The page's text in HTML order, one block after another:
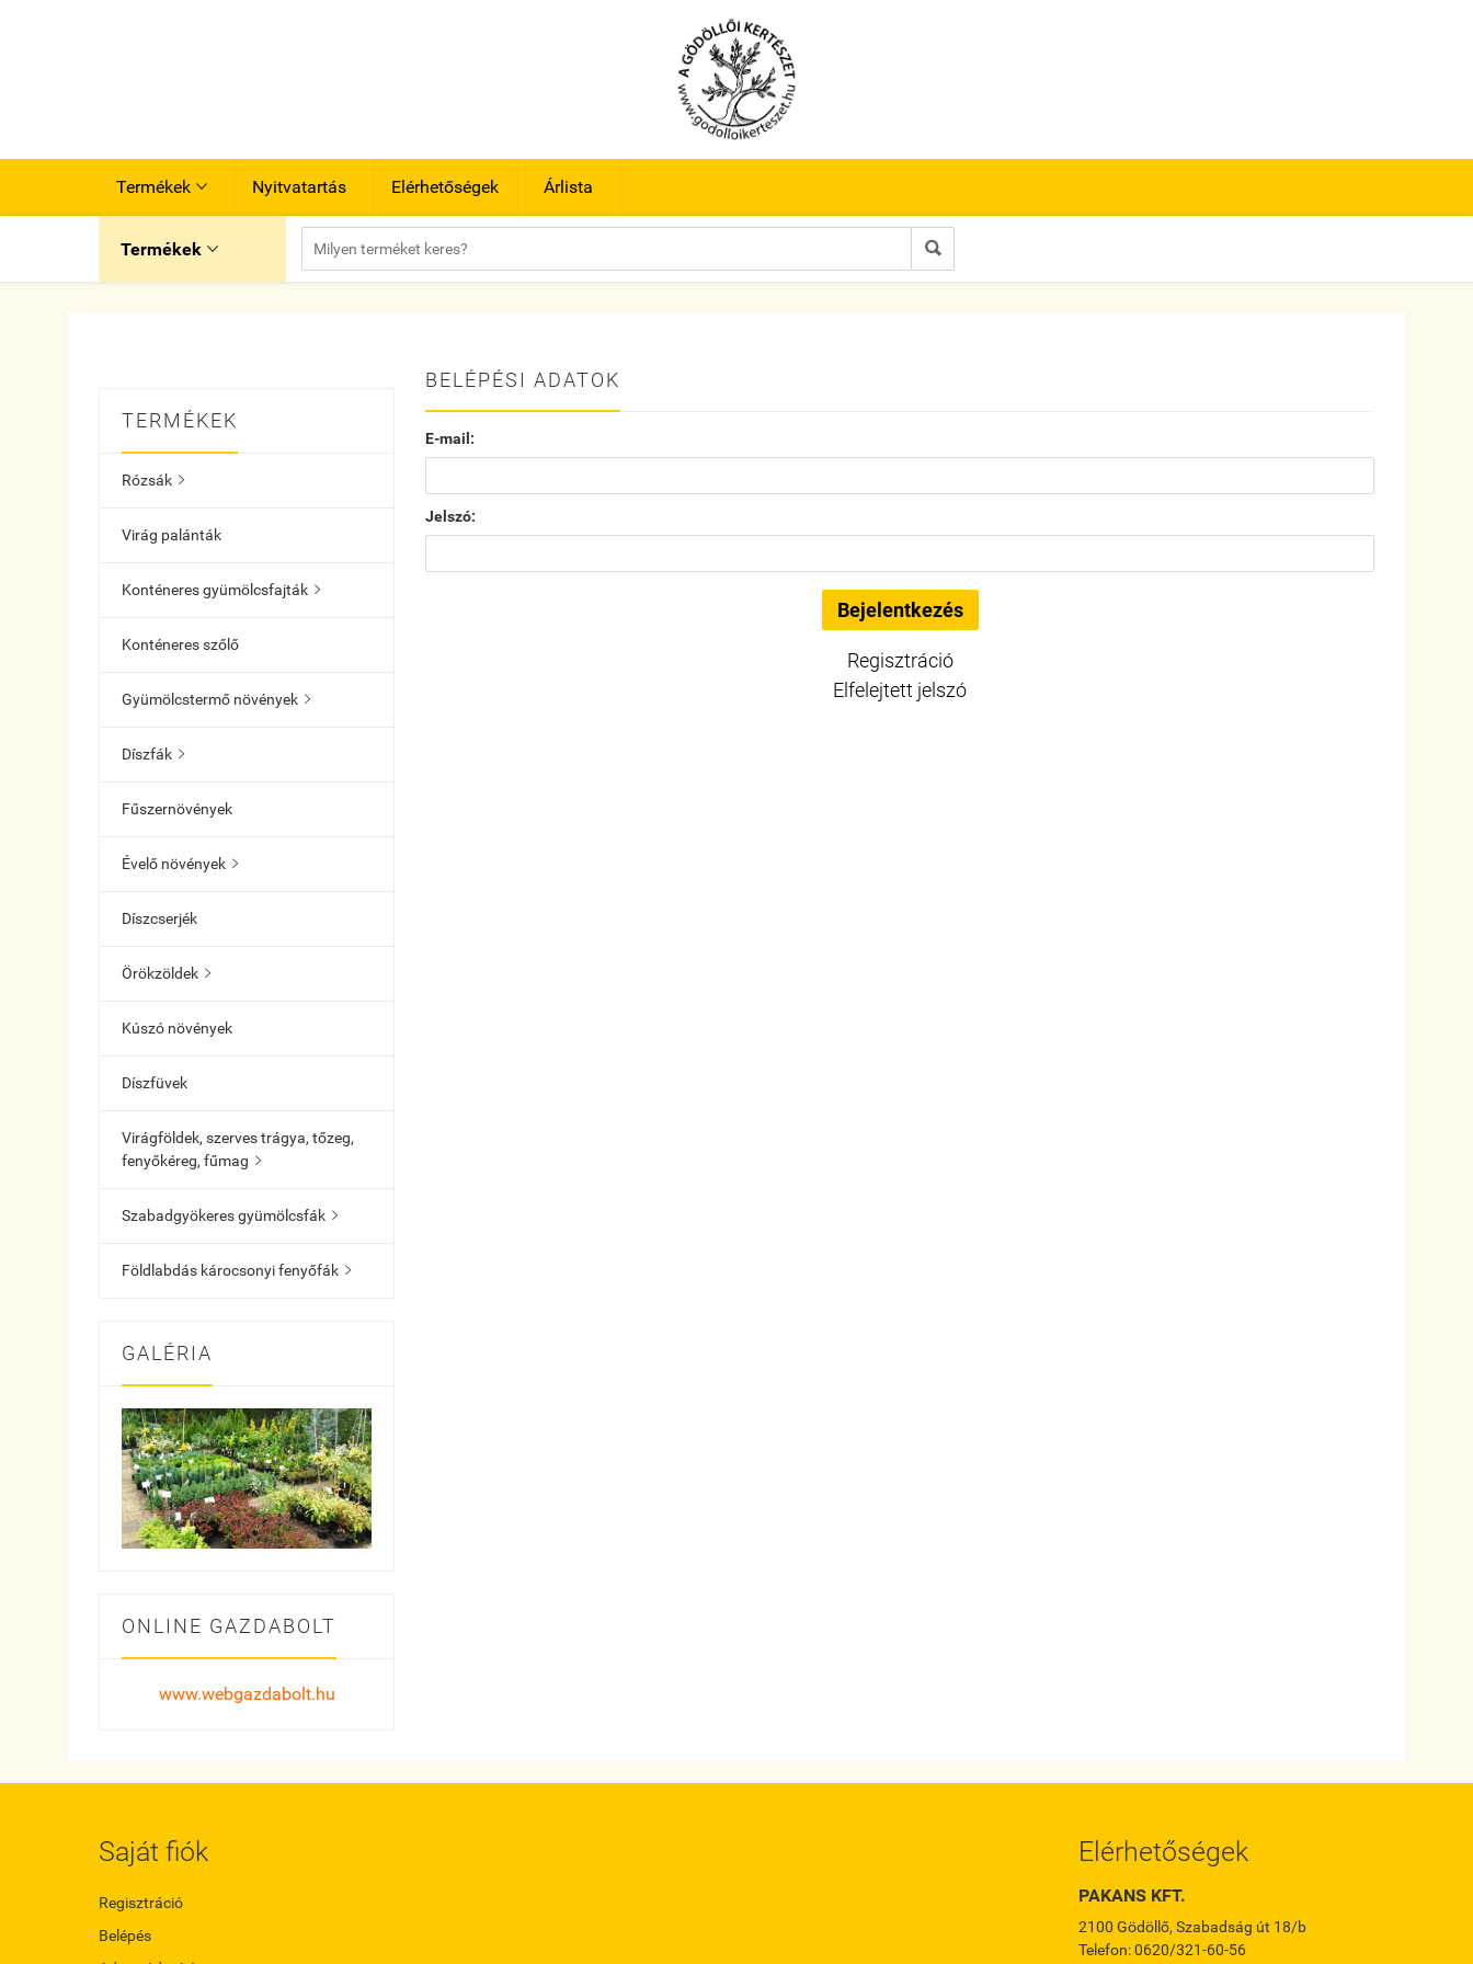
Termékek  Nyitvatartás Elérhetőségek Árlista
Termékek  
TERMÉKEK
Rózsák 
Virág palánták
Konténeres gyümölcsfajták 
Konténeres szőlő
Gyümölcstermő növények 
Díszfák 
Fűszernövények
Évelő növények 
Díszcserjék
Örökzöldek 
Kúszó növények
Díszfüvek
Virágföldek, szerves trágya, tőzeg,
fenyőkéreg, fűmag 
Szabadgyökeres gyümölcsfák 
Földlabdás károcsonyi fenyőfák 
GALÉRIA
ONLINE GAZDABOLT
www.webgazdabolt.hu
BELÉPÉSI ADATOK
E-mail:
Jelszó:
Regisztráció
Elfelejtett jelszó
Saját fiók
Regisztráció
Belépés
Elérhetőségek
PAKANS KFT.
2100 Gödöllő, Szabadság út 18/b
Telefon: 0620/321-60-56